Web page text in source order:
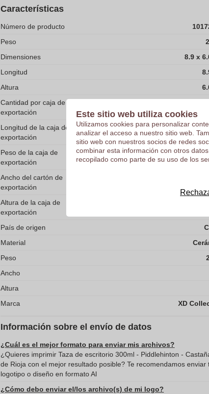
Características
Número de producto
Peso
Dimensiones
8.9 x
Longitud
Altura
Cantidad por caja de
exportación
Longitud de la caja de
exportación
Peso de la caja de
exportación
7.00
Ancho del cartón de
exportación
Altura de la caja de
exportación
País de origen
Material
Peso
Ancho
Altura
Marca
XD
Información sobre el envío de datos
¿Cuál es el mejor formato para enviar mis archivos?
¿Quieres imprimir Taza de escritorio 300ml - Piddlehinton -
de Rioja con el mejor resultado posible? Te recomendamos enviar
logotipo o diseño en formato AI
¿Cómo debo enviar el/los archivo(s) de mi logo?
Este sitio web utiliza cookies
Utilizamos cookies para personalizar
analizar el acceso a nuestro sitio web.
sitio web con nuestros socios de redes
combinar esta información con otros
recopilado como parte de su uso de los